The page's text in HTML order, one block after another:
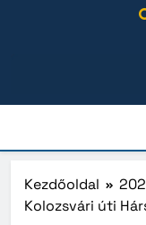
Kezdőoldal
Kolozsvári úti